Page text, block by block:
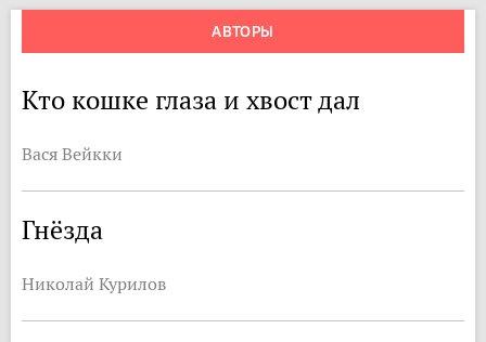
АВТОРЫ
Кто кошке глаза и хвост дал
Вася Вейкки
Гнёзда
Николай Курилов